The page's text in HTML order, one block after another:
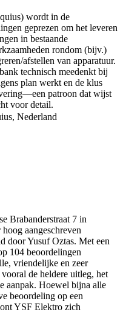
wordt in de
geprezen om het leveren
in bestaande
rondom (bijv.)
afstellen van apparatuur.
technisch meedenkt bij
plan werkt en de klus
patroon dat wijst
voor detail.
Nederland
Brabanderstraat 7 in
aangeschreven
door Yusuf Oztas. Met een
104 beoordelingen
vriendelijke en zeer
de heldere uitleg, het
aanpak. Hoewel bijna alle
beoordeling op een
YSF Elektro zich